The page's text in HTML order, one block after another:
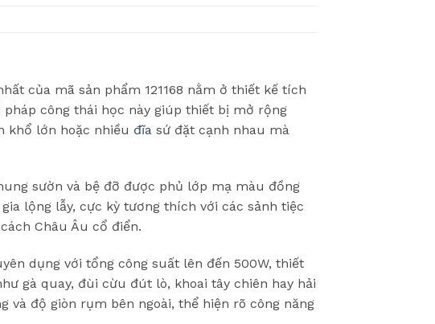
của mã sản phẩm 121168 nằm ở thiết kế tích
công thái học này giúp thiết bị mở rộng
khổ lớn hoặc nhiều đĩa sứ đặt cạnh nhau mà
sườn và bệ đỡ được phủ lớp mạ màu đồng
lộng lẫy, cực kỳ tương thích với các sảnh tiệc
Châu Âu cổ điển.
dụng với tổng công suất lên đến 500W, thiết
gà quay, đùi cừu đút lò, khoai tây chiên hay hải
độ giòn rụm bên ngoài, thể hiện rõ công năng